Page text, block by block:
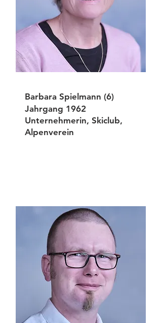
Barbara Spielmann (6)
Jahrgang 1962
Unternehmerin, Skiclub,
Alpenverein